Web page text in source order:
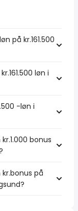
på kr.161.500
løn i
-løn i
bonus
på